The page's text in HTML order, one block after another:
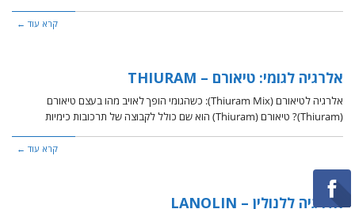
קרא עוד ←
אלרגיה לגומי: טיאורם – THIURAM
אלרגיה לטיאורם (Thiuram Mix): כשהגומי הופך לאויב מהו בעצם טיאורם
(Thiuram)? טיאורם (Thiuram) הוא שם כולל לקבוצה של תרכובות כימיות
קרא עוד ←
אלרגיה ללנולין – LANOLIN